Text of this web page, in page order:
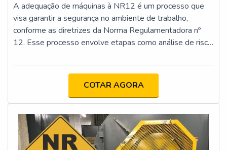
A adequação de máquinas à NR12 é um processo que
visa garantir a segurança no ambiente de trabalho,
conforme as diretrizes da Norma Regulamentadora nº
12. Esse processo envolve etapas como análise de risco,
segurança, atualização da documentação técnica e
riscos de acidentes e assegurar que as máquinas
estejam em conformidade com os requisitos legais e
técnicos.
COTAR AGORA